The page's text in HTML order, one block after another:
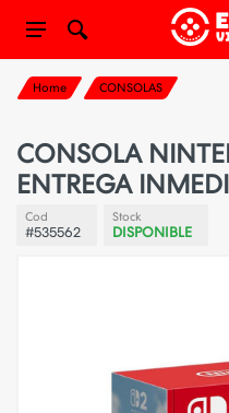
Home CONSOLAS
CONSOLA
ENTREGA
Cod
#535562
Stock
DISPONIBLE